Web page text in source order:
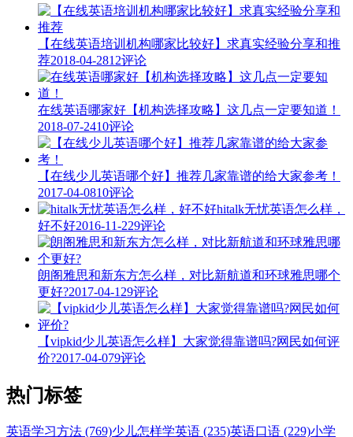
【在线英语培训机构哪家比较好】求真实经验分享和推
荐2018-04-2812评论
在线英语哪家好【机构选择攻略】这几点一定要知道！
2018-07-2410评论
【在线少儿英语哪个好】推荐几家靠谱的给大家参考！
2017-04-0810评论
hitalk无忧英语怎么样，
好不好2016-11-229评论
朗阁雅思和新东方怎么样，对比新航道和环球雅思哪个
更好?2017-04-129评论
【vipkid少儿英语怎么样】大家觉得靠谱吗?网民如何评
价?2017-04-079评论
热门标签
英语学习方法 (769)少儿怎样学英语 (235)英语口语 (229)小学